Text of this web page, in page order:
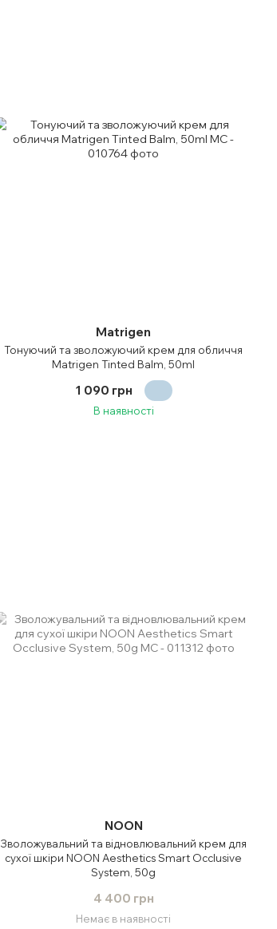
Matrigen
Тонуючий та зволожуючий крем для обличчя
Matrigen Tinted Balm, 50ml
1 090 грн
В наявності
NOON
Зволожувальний та відновлювальний крем для
сухої шкіри NOON Aesthetics Smart Occlusive
System, 50g
4 400 грн
Немає в наявності